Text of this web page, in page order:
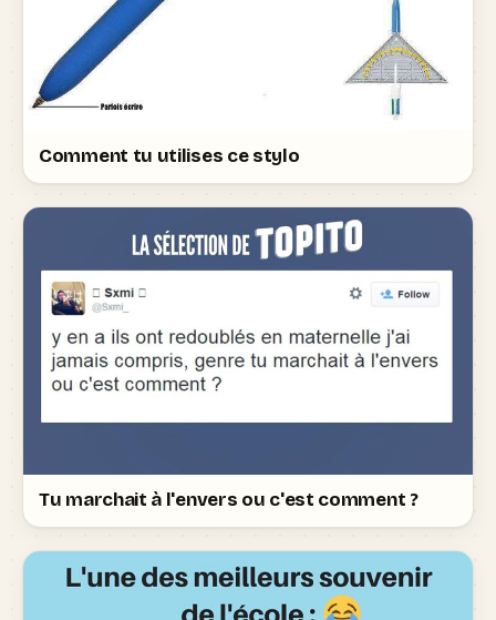
Comment tu utilises ce stylo
Tu marchait à l'envers ou c'est comment ?